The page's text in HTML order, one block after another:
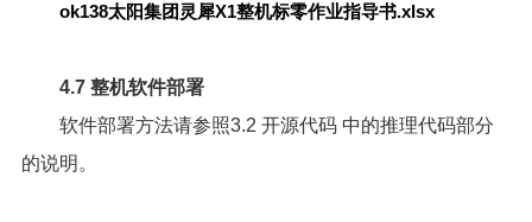
ok138太阳集团灵犀X1整机标零作业指导书.xlsx
4.7 整机软件部署
软件部署方法请参照3.2 开源代码中的推理代码部分
的说明。